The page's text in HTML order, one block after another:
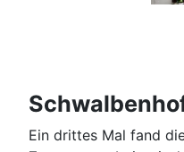
Ein drittes Mal fand